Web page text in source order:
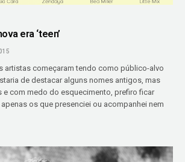
era ‘teen’
artistas começaram tendo como público-alvo
de destacar alguns nomes antigos, mas
e com medo do esquecimento, prefiro ficar
os que presenciei ou acompanhei nem